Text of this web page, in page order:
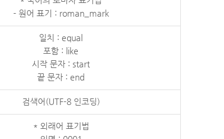
- 원어 표기 : roman_mark
일치 : equal
포함 : like
시작 문자 : start
끝 문자 : end
검색어(UTF-8 인코딩)
* 외래어 표기법